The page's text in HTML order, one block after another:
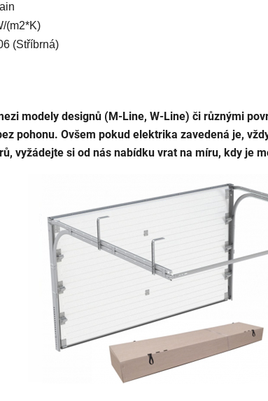
(m2*K)
(Stříbrná)
modely designů (M-Line, W-Line) či různými
pohonu. Ovšem pokud elektrika zavedená je,
vyžádejte si od nás nabídku vrat na míru, kdy je